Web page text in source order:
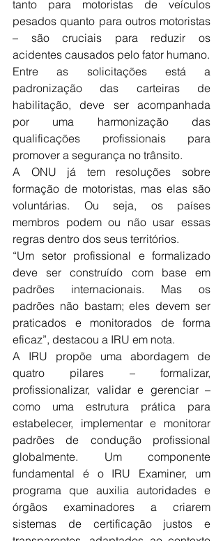
tanto para motoristas de veículos
pesados ​​quanto para outros motoristas
– são cruciais para reduzir os
acidentes causados pelo fator humano.
Entre as solicitações está a
padronização das carteiras de
habilitação, deve ser acompanhada
por uma harmonização das
qualificações profissionais para
promover a segurança no trânsito.
A ONU já tem resoluções sobre
formação de motoristas, mas elas são
voluntárias. Ou seja, os países
membros podem ou não usar essas
regras dentro dos seus territórios.
“Um setor profissional e formalizado
deve ser construído com base em
padrões internacionais. Mas os
padrões não bastam; eles devem ser
praticados e monitorados de forma
eficaz”, destacou a IRU em nota.
A IRU propõe uma abordagem de
quatro pilares – formalizar,
profissionalizar, validar e gerenciar –
como uma estrutura prática para
estabelecer, implementar e monitorar
padrões de condução profissional
globalmente. Um componente
fundamental é o IRU Examiner, um
programa que auxilia autoridades e
órgãos examinadores a criarem
sistemas de certificação justos e